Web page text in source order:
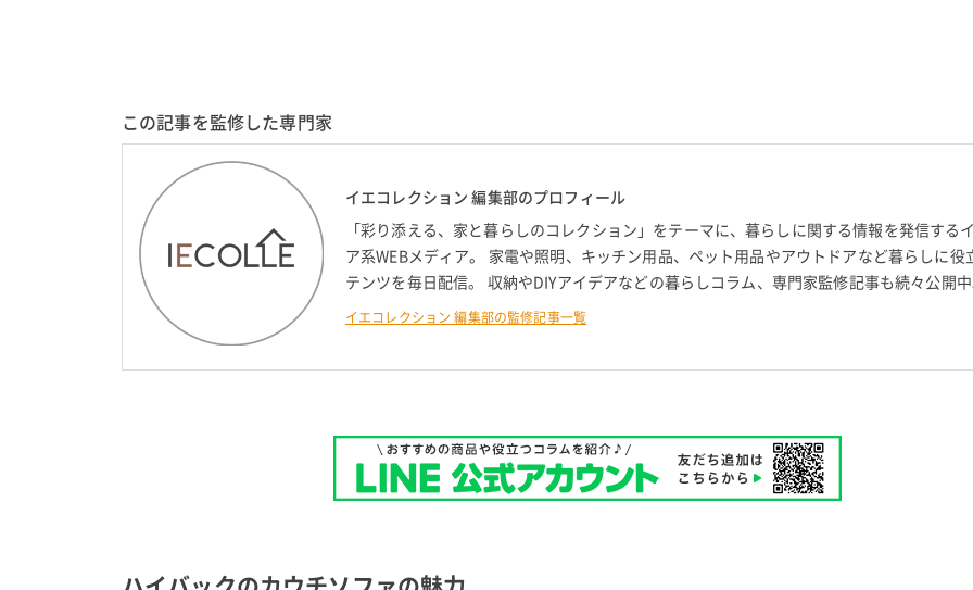
この記事を監修した専門家
イエコレクション 編集部のプロフィール
「彩り添える、家と暮らしのコレクション」をテーマに、暮らしに関する情報を発信する
ア系WEBメディア。 家電や照明、キッチン用品、ペット用品やアウトドアなど暮らしに役
テンツを毎日配信。 収納やDIYアイデアなどの暮らしコラム、専門家監修記事も続々公開中
イエコレクション 編集部の監修記事一覧